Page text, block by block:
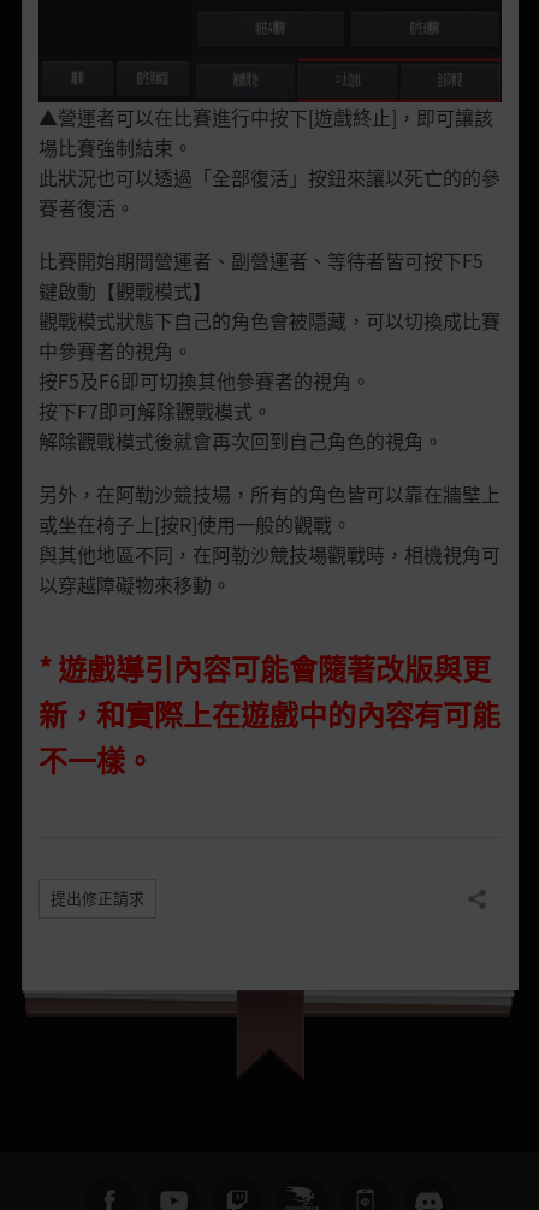
▲營運者可以在比賽進行中按下[遊戲終止]，即可讓該
場比賽強制結束。
此狀況也可以透過「全部復活」按鈕來讓以死亡的的參
賽者復活。
比賽開始期間營運者、副營運者、等待者皆可按下F5
鍵啟動【觀戰模式】
觀戰模式狀態下自己的角色會被隱藏，可以切換成比賽
中參賽者的視角。
按F5及F6即可切換其他參賽者的視角。
按下F7即可解除觀戰模式。
解除觀戰模式後就會再次回到自己角色的視角。
另外，在阿勒沙競技場，所有的角色皆可以靠在牆壁上
或坐在椅子上[按R]使用一般的觀戰。
與其他地區不同，在阿勒沙競技場觀戰時，相機視角可
以穿越障礙物來移動。
* 遊戲導引內容可能會隨著改版與更
新，和實際上在遊戲中的內容有可能
不一樣。
提出修正請求 分享